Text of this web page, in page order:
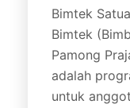
Bimtek
Bimtek
Pamong
adalah
untuk